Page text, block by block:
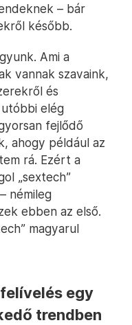
– bár
később.
Ami a
vannak szavaink,
és
elég
fejlődő
ahogy például az
rá. Ezért a
„sextech”
némileg
ebben az első.
magyarul
egy
trendben